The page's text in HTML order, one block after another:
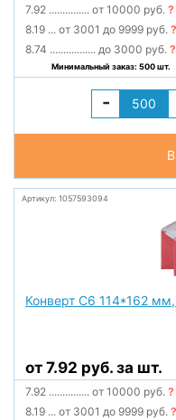
7.92 ............... от 10000 руб.?
8.19 ... от 3001 до 9999 руб.?
8.74 ................. до 3000 руб.?
Минимальный заказ: 500 шт.
-
Артикул: 1057593094
Конверт С6 114*162
от 7.92 руб. за шт.
7.92 ............... от 10000 руб.?
8.19 ... от 3001 до 9999 руб.?